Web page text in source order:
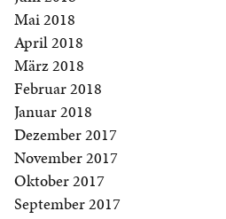
Mai 2018
April 2018
März 2018
Februar 2018
Januar 2018
Dezember 2017
November 2017
Oktober 2017
September 2017